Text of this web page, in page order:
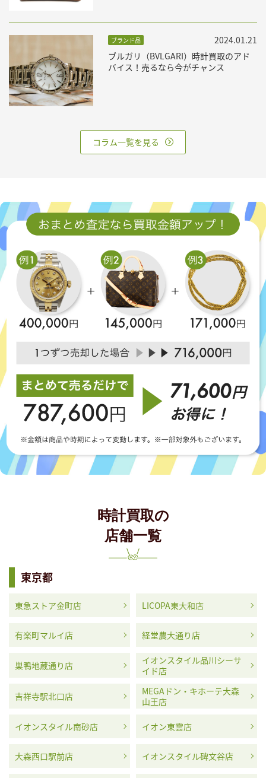
ブランド品
ブルガリ（BVLGARI）時計買取のアド
バイス！売るなら今がチャンス
2024.01.21
コラム一覧を見る
時計買取の
店舗一覧
東京都
東急ストア金町店 LICOPA東大和店
有楽町マルイ店 経堂農大通り店
巣鴨地蔵通り店
イオンスタイル品川シーサ
イド店
吉祥寺駅北口店
MEGAドン・キホーテ大森
山王店
イオンスタイル南砂店 イオン東雲店
大森西口駅前店 イオンスタイル碑文谷店